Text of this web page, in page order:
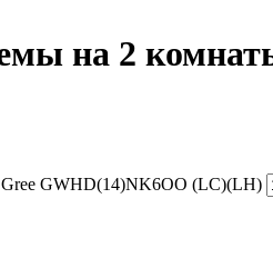
на 2
Gree GWHD(14)NK6OO (LC)(LH)